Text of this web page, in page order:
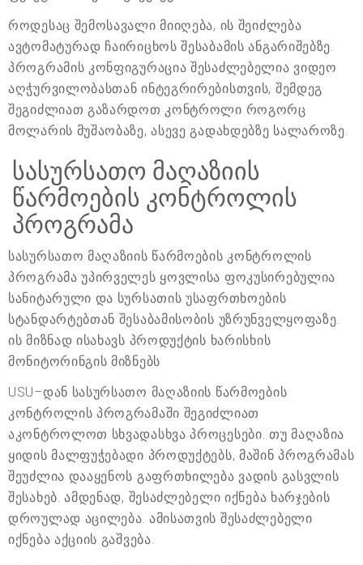
როდესაც შემოსავალი მიიღება, ის შეიძლება
ავტომატურად ჩაირიცხოს შესაბამის ანგარიშებზე.
პროგრამის კონფიგურაცია შესაძლებელია ვიდეო
აღჭურვილობასთან ინტეგრირებისთვის, შემდეგ
შეგიძლიათ გაზარდოთ კონტროლი როგორც
მოლარის მუშაობაზე, ასევე გადახდებზე სალაროზე.
სასურსათო მაღაზიის
წარმოების კონტროლის
პროგრამა
სასურსათო მაღაზიის წარმოების კონტროლის
პროგრამა უპირველეს ყოვლისა ფოკუსირებულია
სანიტარული და სურსათის უსაფრთხოების
სტანდარტებთან შესაბამისობის უზრუნველყოფაზე.
ის მიზნად ისახავს პროდუქტის ხარისხის
მონიტორინგის მიზნებს
USU–დან სასურსათო მაღაზიის წარმოების
კონტროლის პროგრამაში შეგიძლიათ
აკონტროლოთ სხვადასხვა პროცესები. თუ მაღაზია
ყიდის მალფუჭებადი პროდუქტებს, მაშინ პროგრამას
შეუძლია დააყენოს გაფრთხილება ვადის გასვლის
შესახებ. ამდენად, შესაძლებელი იქნება ხარჯების
დროულად აცილება. ამისათვის შესაძლებელი
იქნება აქციის გაშვება.